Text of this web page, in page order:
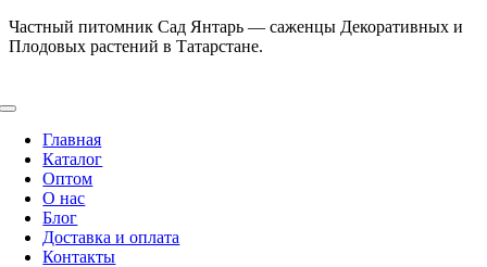
Skip
to
Частный питомник Сад Янтарь — саженцы Декоративных и
Плодовых растений в Татарстане.
Toggle
NavigationГлавная
Каталог
Оптом
О нас
Блог
Доставка и оплата
Контакты